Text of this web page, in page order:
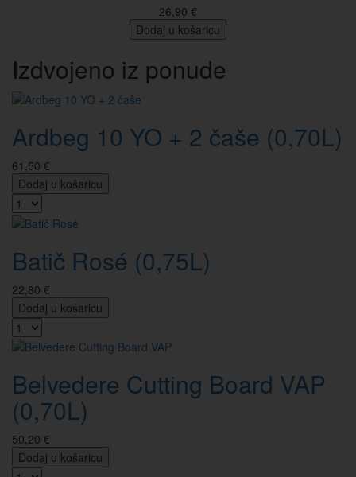
26,90 €
Dodaj u košaricu
Izdvojeno iz ponude
Ardbeg 10 YO + 2 čaše (0,70L)
61,50 €
Dodaj u košaricu
Batič Rosé (0,75L)
22,80 €
Dodaj u košaricu
Belvedere Cutting Board VAP
(0,70L)
50,20 €
Dodaj u košaricu